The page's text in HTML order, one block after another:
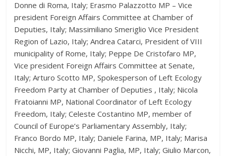
Donne di Roma, Italy; Erasmo Palazzotto MP – Vice
president Foreign Affairs Committee at Chamber of
Deputies, Italy; Massimiliano Smeriglio Vice President
Region of Lazio, Italy; Andrea Catarci, President of VIII
municipality of Rome, Italy; Peppe De Cristofaro MP,
Vice president Foreign Affairs Committee at Senate,
Italy; Arturo Scotto MP, Spokesperson of Left Ecology
Freedom Party at Chamber of Deputies , Italy; Nicola
Fratoianni MP, National Coordinator of Left Ecology
Freedom, Italy; Celeste Costantino MP, member of
Council of Europe’s Parliamentary Assembly, Italy;
Franco Bordo MP, Italy; Daniele Farina, MP, Italy; Marisa
Nicchi, MP, Italy; Giovanni Paglia, MP, Italy; Giulio Marcon,